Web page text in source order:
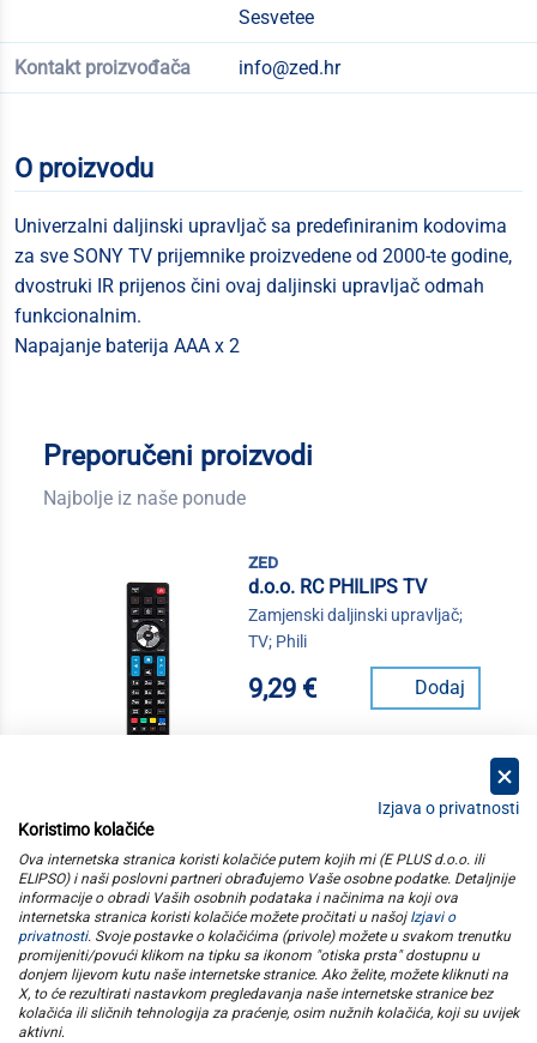
Sesvetee
Kontakt proizvođača info@zed.hr
O proizvodu
Univerzalni daljinski upravljač sa predefiniranim kodovima
za sve SONY TV prijemnike proizvedene od 2000-te godine,
dvostruki IR prijenos čini ovaj daljinski upravljač odmah
funkcionalnim.
Napajanje baterija AAA x 2
Preporučeni proizvodi
Najbolje iz naše ponude
zed
d.o.o. RC PHILIPS TV
Zamjenski daljinski upravljač;
TV; Phili
9,29 € Dodaj
kategorije
elipso
informacije
pratite nas
Izjava o privatnosti
Koristimo kolačiće
Ova internetska stranica koristi kolačiće putem kojih mi (E PLUS d.o.o. ili
ELIPSO) i naši poslovni partneri obrađujemo Vaše osobne podatke. Detaljnije
informacije o obradi Vaših osobnih podataka i načinima na koji ova
internetska stranica koristi kolačiće možete pročitati u našoj Izjavi o
privatnosti. Svoje postavke o kolačićima (privole) možete u svakom trenutku
promijeniti/povući klikom na tipku sa ikonom "otiska prsta" dostupnu u
donjem lijevom kutu naše internetske stranice. Ako želite, možete kliknuti na
X, to će rezultirati nastavkom pregledavanja naše internetske stranice bez
kolačića ili sličnih tehnologija za praćenje, osim nužnih kolačića, koji su uvijek
aktivni.